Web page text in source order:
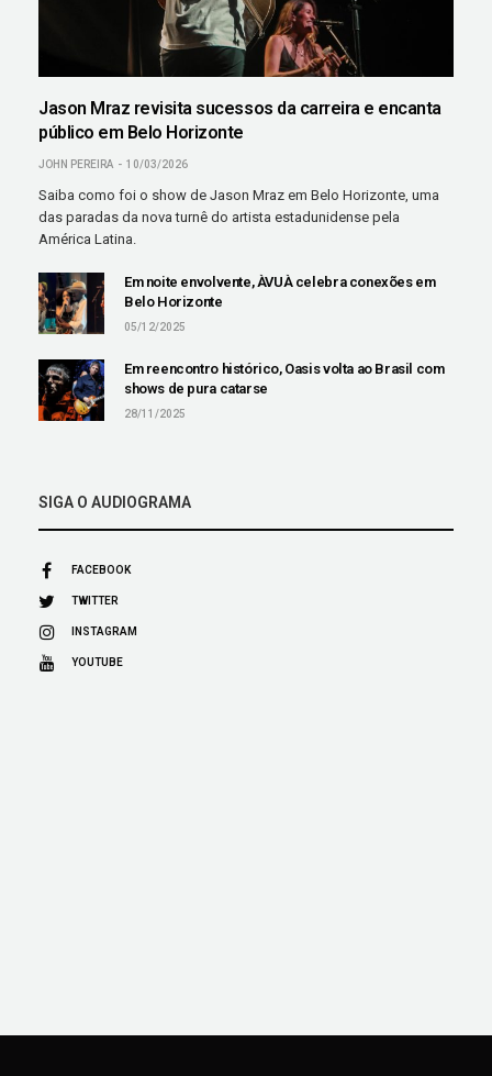
Jason Mraz revisita sucessos da carreira e encanta
público em Belo Horizonte
JOHN PEREIRA 10/03/2026
Saiba como foi o show de Jason Mraz em Belo Horizonte, uma
das paradas da nova turnê do artista estadunidense pela
América Latina.
Em noite envolvente, ÀVUÀ celebra conexões em
Belo Horizonte
05/12/2025
Em reencontro histórico, Oasis volta ao Brasil com
shows de pura catarse
28/11/2025
SIGA O AUDIOGRAMA
FACEBOOK
TWITTER
INSTAGRAM
YOUTUBE